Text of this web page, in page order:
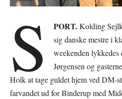
S PORT.Kolding
sig danske mestre i
weekenden
Jørgensen og
Holk at tage guldet hjem ved DM-
farvandet ud for Binderup med